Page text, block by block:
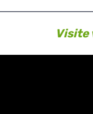
Visite